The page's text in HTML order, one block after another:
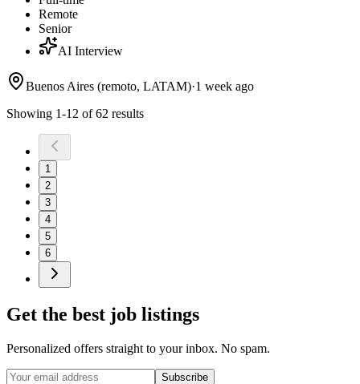
Remote
Senior
AI Interview
Buenos Aires (remoto, LATAM)·1 week ago
Showing 1-12 of 62 results
1
2
3
4
5
6
Get the best job listings
Personalized offers straight to your inbox. No spam.
Subscribe